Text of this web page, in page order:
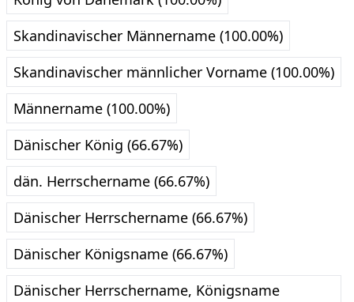
Skandinavischer Männername (100.00%)
Skandinavischer männlicher Vorname (100.00%)
Männername (100.00%)
Dänischer König (66.67%)
dän. Herrschername (66.67%)
Dänischer Herrschername (66.67%)
Dänischer Königsname (66.67%)
Dänischer Herrschername, Königsname